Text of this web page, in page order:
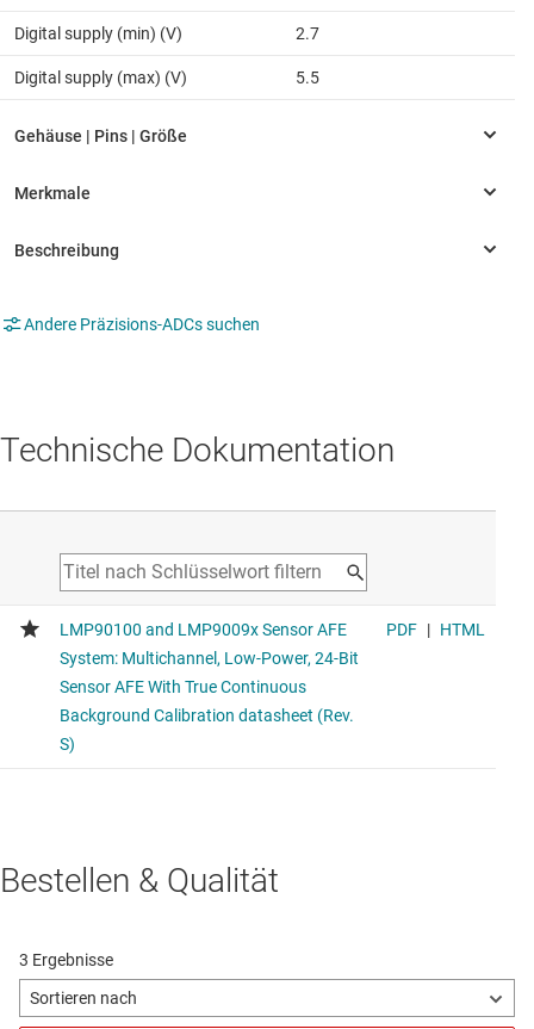
Digital supply (min) (V) 2.7
Digital supply (max) (V) 5.5
Andere Präzisions-ADCs suchen
Technische Dokumentation
Bestellen & Qualität